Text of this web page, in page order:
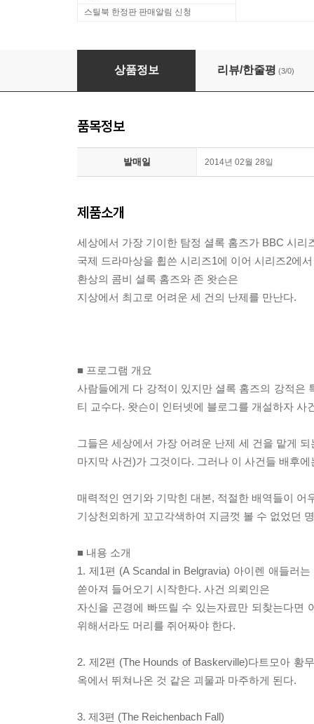
스틸북 한정판 판매알림 신청
셜록 BBC : 시즌 2
상품정보 리뷰/한줄평 (3/0)
품목정보
발매일 2014년 02월 28일
제품소개
세상에서 가장 기이한 탐정 셜록 홈즈가 BBC 시리
국제 드라마상을 휩쓴 시리즈1에 이어 시리즈2에서
환상의 콤비 셜록 홈즈와 존 왓슨은
지상에서 최고로 어려운 세 건의 난제를 만난다.
■ 프로그램 개요
사람들에게 다 강적이 있지만 셜록 홈즈의 강적은
티 교수다. 왓슨이 인터넷에 블로그를 개설하자 사
그들은 세상에서 가장 어려운 난제 세 건을 맡게
마지막 사건)가 그것이다. 그러나 이 사건들 배후
매력적인 연기와 기막힌 대본, 적절한 배역들이
기상천외하게 꼬고각색하여 지금껏 볼 수 없었던
■ 내용 소개
1. 제1편 (A Scandal in Belgravia) 아이렌 애들러
쏟아져 들어오기 시작한다. 사건 의뢰인은
자신을 곤경에 빠뜨릴 수 있는자료만 되찾는다면
위해서라도 머리를 쥐어짜야 한다.
2. 제2편 (The Hounds of Baskerville)다트모아 황
옥에서 뛰쳐나온 것 같은 괴물과 마주하게 된다.
3. 제3편 (The Reichenbach Fall)